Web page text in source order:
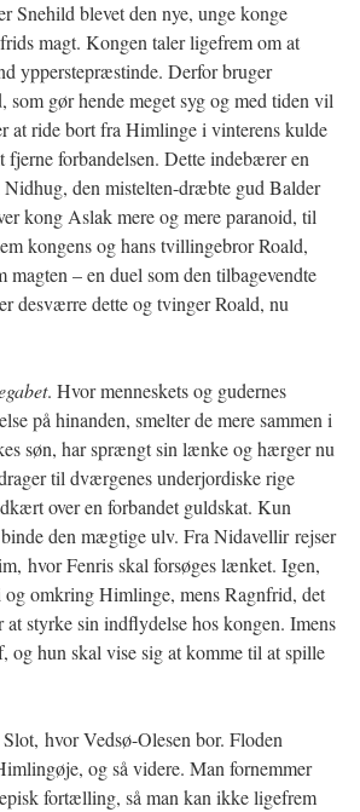
Snehild blevet den nye, unge konge
magt. Kongen taler ligefrem om at
ypperstepræstinde. Derfor bruger
gør hende meget syg og med tiden vil
at ride bort fra Himlinge i vinterens kulde
fjerne forbandelsen. Dette indebærer en
den mistelten-dræbte gud Balder
kong Aslak mere og mere paranoid, til
kongens og hans tvillingebror Roald,
– en duel som den tilbagevendte
desværre dette og tvinger Roald, nu
. Hvor menneskets og gudernes
på hinanden, smelter de mere sammen i
søn, har sprængt sin lænke og hærger nu
til dværgenes underjordiske rige
over en forbandet guldskat. Kun
den mægtige ulv. Fra Nidavellir rejser
hvor Fenris skal forsøges lænket. Igen,
omkring Himlinge, mens Ragnfrid, det
styrke sin indflydelse hos kongen. Imens
og hun skal vise sig at komme til at spille
hvor Vedsø-Olesen bor. Floden
og så videre. Man fornemmer
fortælling, så man kan ikke ligefrem